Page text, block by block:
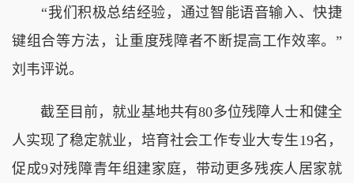
“我们积极总结经验，通过智能语音输入、快捷
键组合等方法，让重度残障者不断提高工作效率。”
刘韦评说。
截至目前，就业基地共有80多位残障人士和健全
人实现了稳定就业，培育社会工作专业大专生19名，
促成9对残障青年组建家庭，带动更多残疾人居家就